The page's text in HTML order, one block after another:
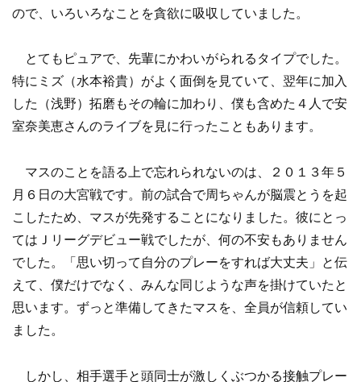
ので、いろいろなことを貪欲に吸収していました。
とてもピュアで、先輩にかわいがられるタイプでした。
特にミズ（水本裕貴）がよく面倒を見ていて、翌年に加入
した（浅野）拓磨もその輪に加わり、僕も含めた４人で安
室奈美恵さんのライブを見に行ったこともあります。
マスのことを語る上で忘れられないのは、２０１３年５
月６日の大宮戦です。前の試合で周ちゃんが脳震とうを起
こしたため、マスが先発することになりました。彼にとっ
てはＪリーグデビュー戦でしたが、何の不安もありません
でした。「思い切って自分のプレーをすれば大丈夫」と伝
えて、僕だけでなく、みんな同じような声を掛けていたと
思います。ずっと準備してきたマスを、全員が信頼してい
ました。
しかし、相手選手と頭同士が激しくぶつかる接触プレー